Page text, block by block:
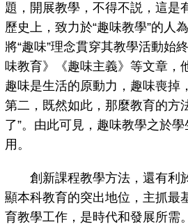
題，開展教學，不得不説，這是
歷史上，致力於“趣味教學”的人
將“趣味”理念貫穿其教學活動始
味教育》《趣味主義》等文章，
趣味是生活的原動力，趣味喪掉
第二，既然如此，那麼教育的方
了”。由此可見，趣味教學之於
用。
創新課程教學方法，還有利於
顯本科教育的突出地位，主抓最
育教學工作，是時代和發展所需